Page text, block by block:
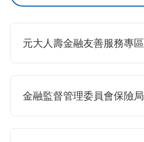
元大人壽金融友善服務專區
金融監督管理委員會保險局